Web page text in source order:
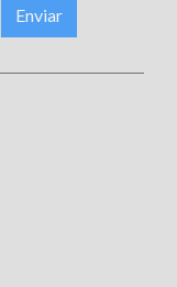
Enviar